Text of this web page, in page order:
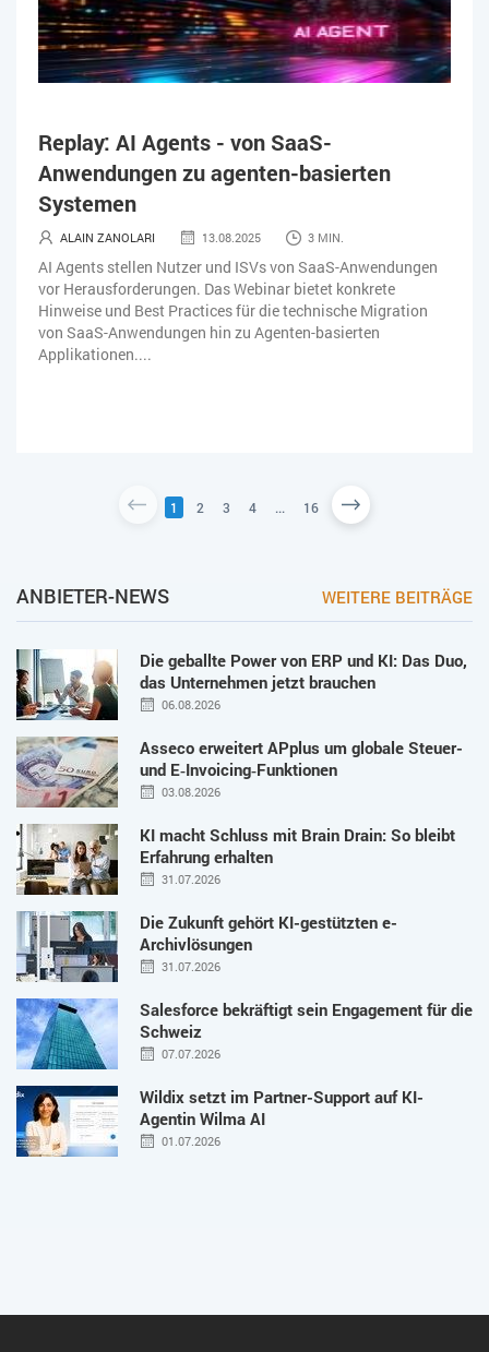
Replay: AI Agents - von SaaS-
Anwendungen zu agenten-basierten
Systemen
ALAIN ZANOLARI 13.08.2025 3 MIN.
AI Agents stellen Nutzer und ISVs von SaaS-Anwendungen
vor Herausforderungen. Das Webinar bietet konkrete
Hinweise und Best Practices für die technische Migration
von SaaS-Anwendungen hin zu Agenten-basierten
Applikationen....
1 2 3 4 ... 16
ANBIETER-NEWS WEITERE BEITRÄGE
Die geballte Power von ERP und KI: Das Duo,
das Unternehmen jetzt brauchen
06.08.2026
Asseco erweitert APplus um globale Steuer-
und E‑Invoicing‑Funktionen
03.08.2026
KI macht Schluss mit Brain Drain: So bleibt
Erfahrung erhalten
31.07.2026
Die Zukunft gehört KI-gestützten e-
Archivlösungen
31.07.2026
Salesforce bekräftigt sein Engagement für die
Schweiz
07.07.2026
Wildix setzt im Partner-Support auf KI-
Agentin Wilma AI
01.07.2026